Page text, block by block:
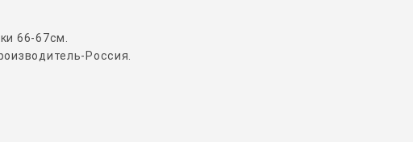
66-67см.
Россия.